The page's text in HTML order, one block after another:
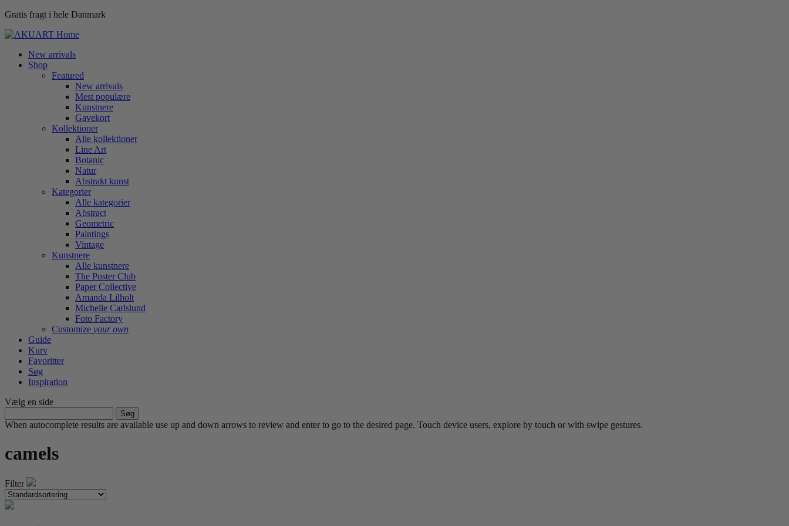
Gratis fragt i hele Danmark
New arrivals
Shop
Featured
New arrivals
Mest populære
Kunstnere
Gavekort
Kollektioner
Alle kollektioner
Line Art
Botanic
Natur
Abstrakt kunst
Kategorier
Alle kategorier
Abstract
Geometric
Paintings
Vintage
Kunstnere
Alle kunstnere
The Poster Club
Paper Collective
Amanda Lilholt
Michelle Carlslund
Foto Factory
Customize your own
Guide
Kurv
Favoritter
Søg
Inspiration
Vælg en side
efter:
When autocomplete results are available use up and down arrows to review and enter to go to the desired page. Touch device users, explore by touch or with swipe gestures.
camels
Filter